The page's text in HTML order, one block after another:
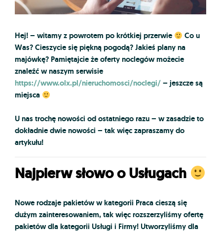
Hej! – witamy z powrotem po krótkiej przerwie
Co u
Was? Cieszycie się piękną pogodą? Jakieś plany na
majówkę? Pamiętajcie że oferty noclegów możecie
znaleźć w naszym serwisie
https://www.olx.pl/nieruchomosci/noclegi/ – jeszcze są
miejsca
U nas trochę nowości od ostatniego razu – w zasadzie to
dokładnie dwie nowości – tak więc zapraszamy do
artykułu!
Najpierw słowo o Usługach
Nowe rodzaje pakietów w kategorii Praca cieszą się
dużym zainteresowaniem, tak więc rozszerzyliśmy ofertę
pakietów dla kategorii Usługi i Firmy! Utworzyliśmy dla